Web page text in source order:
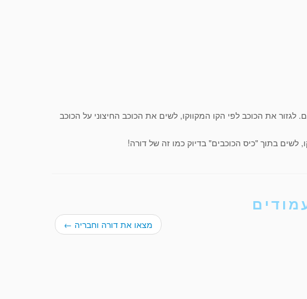
לגזור את הכוכב לפי הקו המקווקו, לשים את הכוכב החיצוני על הכוכב
לשים בתוך "כיס הכוכבים" בדיוק כמו זה של דורה!
מצאו את דורה וחבריה ←